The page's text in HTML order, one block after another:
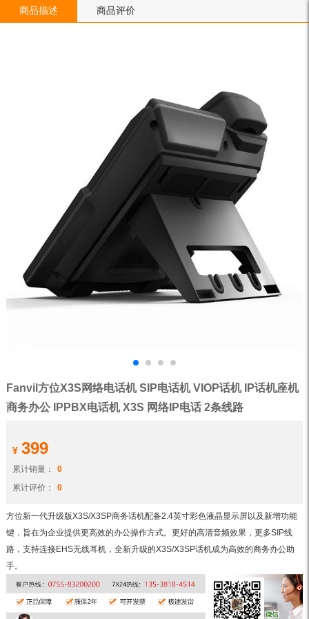
Fanvil方位X3S网络电话机 SIP电话机 VIOP话机 IP话机座机
商务办公 IPPBX电话机 X3S 网络IP电话 2条线路
¥ 399
累计销量：
0
累计评价：
0
方位新一代升级版X3S/X3SP商务话机配备2.4英寸彩色液晶显示屏以及新增功能
键，旨在为企业提供更高效的办公操作方式。更好的高清音频效果，更多SIP线
路，支持连接EHS无线耳机，全新升级的X3S/X3SP话机成为高效的商务办公助
手。
商品描述 商品评价